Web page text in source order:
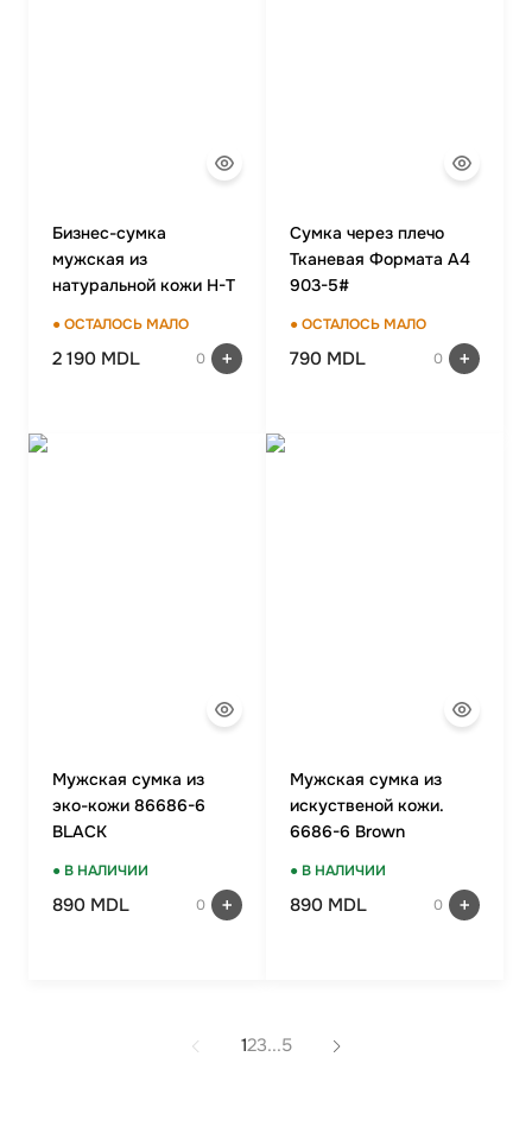
Бизнес-сумка
мужская из
натуральной кожи H-T
● ОСТАЛОСЬ МАЛО
2 190 MDL 0
Сумка через плечо
Тканевая Формата А4
903-5#
● ОСТАЛОСЬ МАЛО
790 MDL 0
Мужская сумка из
эко-кожи 86686-6
BLACK
● В НАЛИЧИИ
890 MDL 0
Мужская сумка из
искуственой кожи.
6686-6 Brown
● В НАЛИЧИИ
890 MDL 0
123...5